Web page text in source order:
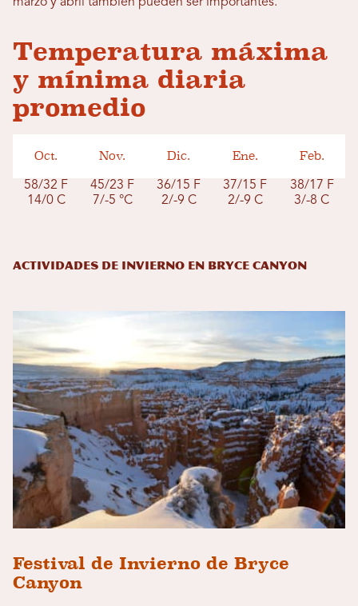
Temperatura máxima
y mínima diaria
promedio
Oct. Nov. Dic. Ene. Feb.
58/32 F
14/0 C
45/23 F
7/-5 °C
36/15 F
2/-9 C
37/15 F
2/-9 C
38/17 F
3/-8 C
Actividades de invierno en Bryce Canyon
Festival de Invierno de Bryce
Canyon